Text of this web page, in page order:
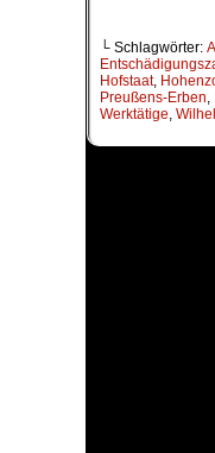
└ Schlagwörter:
Hofstaat,
Preußens-Erben,
Werktätige,